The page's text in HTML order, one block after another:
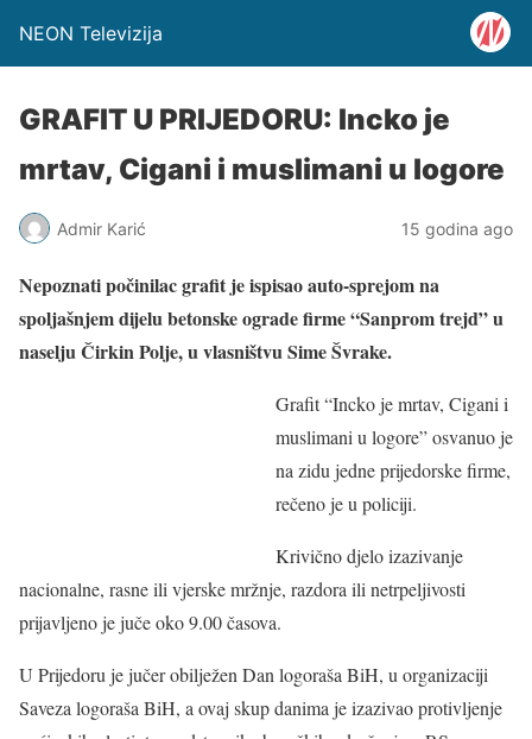
NEON Televizija
GRAFIT U PRIJEDORU: Incko je
mrtav, Cigani i muslimani u logore
Admir Karić 15 godina ago
Nepoznati počinilac grafit je ispisao auto-sprejom na
spoljašnjem dijelu betonske ograde firme “Sanprom trejd” u
naselju Čirkin Polje, u vlasništvu Sime Švrake.
Grafit “Incko je mrtav, Cigani i
muslimani u logore” osvanuo je
na zidu jedne prijedorske firme,
rečeno je u policiji.
Krivično djelo izazivanje
nacionalne, rasne ili vjerske mržnje, razdora ili netrpeljivosti
prijavljeno je juče oko 9.00 časova.
U Prijedoru je jučer obilježen Dan logoraša BiH, u organizaciji
Saveza logoraša BiH, a ovaj skup danima je izazivao protivljenje